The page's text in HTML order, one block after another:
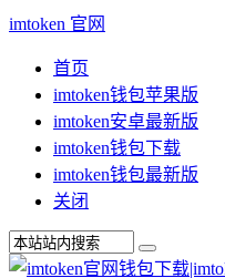
imtoken 官网
首页
imtoken钱包苹果版
imtoken安卓最新版
imtoken钱包下载
imtoken钱包最新版
关闭